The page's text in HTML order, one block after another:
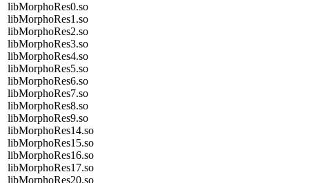
libMorphoRes0.so
libMorphoRes1.so
libMorphoRes2.so
libMorphoRes3.so
libMorphoRes4.so
libMorphoRes5.so
libMorphoRes6.so
libMorphoRes7.so
libMorphoRes8.so
libMorphoRes9.so
libMorphoRes14.so
libMorphoRes15.so
libMorphoRes16.so
libMorphoRes17.so
libMorphoRes20.so